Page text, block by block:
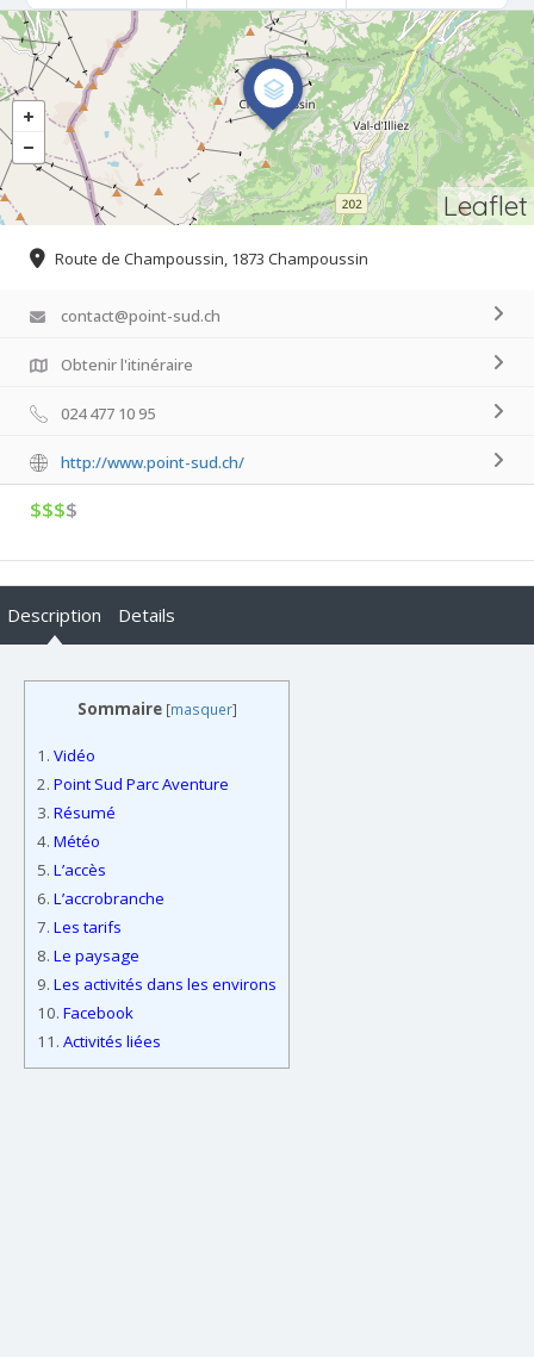
Leaflet
Route de Champoussin, 1873 Champoussin
contact@point-sud.ch
Obtenir l'itinéraire
024 477 10 95
http://www.point-sud.ch/
$$$$
Description Details
Sommaire [masquer]
1. Vidéo
2. Point Sud Parc Aventure
3. Résumé
4. Météo
5. L’accès
6. L’accrobranche
7. Les tarifs
8. Le paysage
9. Les activités dans les environs
10. Facebook
11. Activités liées